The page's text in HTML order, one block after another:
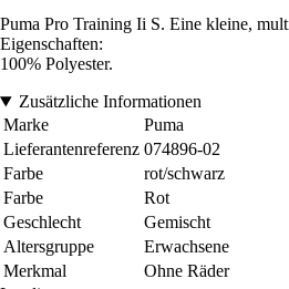
Puma Pro Training Ii S. Eine kleine,
Eigenschaften:
100% Polyester.
Zusätzliche Informationen
Marke
Puma
Lieferantenreferenz 074896-02
Farbe
rot/schwarz
Farbe
Rot
Geschlecht
Gemischt
Altersgruppe
Erwachsene
Merkmal
Ohne Räder